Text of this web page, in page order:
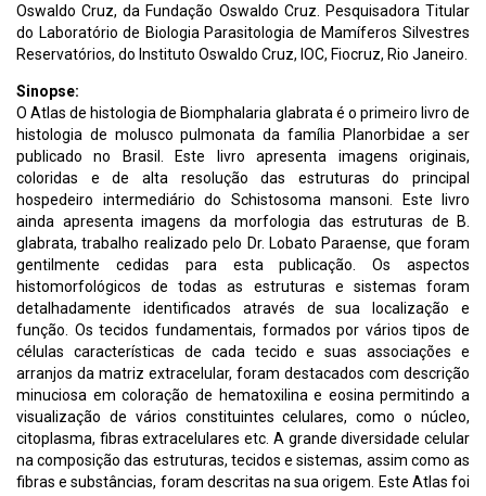
Oswaldo Cruz, da Fundação Oswaldo Cruz. Pesquisadora Titular
do Laboratório de Biologia Parasitologia de Mamíferos Silvestres
Reservatórios, do Instituto Oswaldo Cruz, IOC, Fiocruz, Rio Janeiro.
Sinopse:
O Atlas de histologia de Biomphalaria glabrata é o primeiro livro de
histologia de molusco pulmonata da família Planorbidae a ser
publicado no Brasil. Este livro apresenta imagens originais,
coloridas e de alta resolução das estruturas do principal
hospedeiro intermediário do Schistosoma mansoni. Este livro
ainda apresenta imagens da morfologia das estruturas de B.
glabrata, trabalho realizado pelo Dr. Lobato Paraense, que foram
gentilmente cedidas para esta publicação. Os aspectos
histomorfológicos de todas as estruturas e sistemas foram
detalhadamente identificados através de sua localização e
função. Os tecidos fundamentais, formados por vários tipos de
células características de cada tecido e suas associações e
arranjos da matriz extracelular, foram destacados com descrição
minuciosa em coloração de hematoxilina e eosina permitindo a
visualização de vários constituintes celulares, como o núcleo,
citoplasma, fibras extracelulares etc. A grande diversidade celular
na composição das estruturas, tecidos e sistemas, assim como as
fibras e substâncias, foram descritas na sua origem. Este Atlas foi